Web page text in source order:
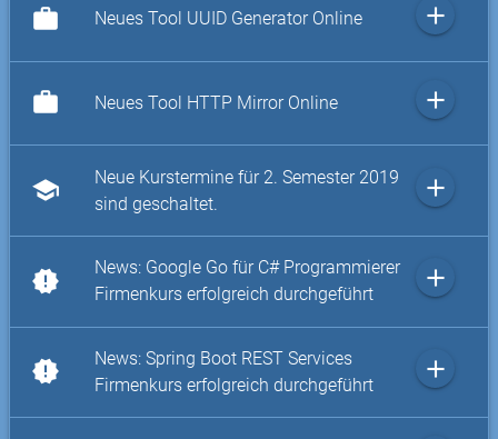
work Neues Tool UUID Generator Online add
work Neues Tool HTTP Mirror Online add
school
Neue Kurstermine für 2. Semester 2019
sind geschaltet.
add
new_releases
News: Google Go für C# Programmierer
Firmenkurs erfolgreich durchgeführt
add
new_releases
News: Spring Boot REST Services
Firmenkurs erfolgreich durchgeführt
add